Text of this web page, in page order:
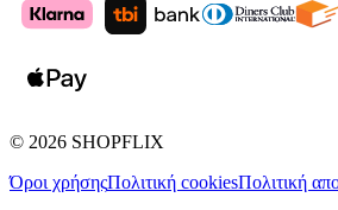
© 2026 SHOPFLIX
Όροι χρήσηςΠολιτική cookiesΠολιτική